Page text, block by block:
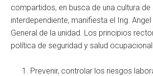
compartidos, en busca de una cultura de
interdependiente, manifiesta el Ing. Angel
General de la unidad. Los principios
política de seguridad y salud
Prevenir, controlar los riesgos